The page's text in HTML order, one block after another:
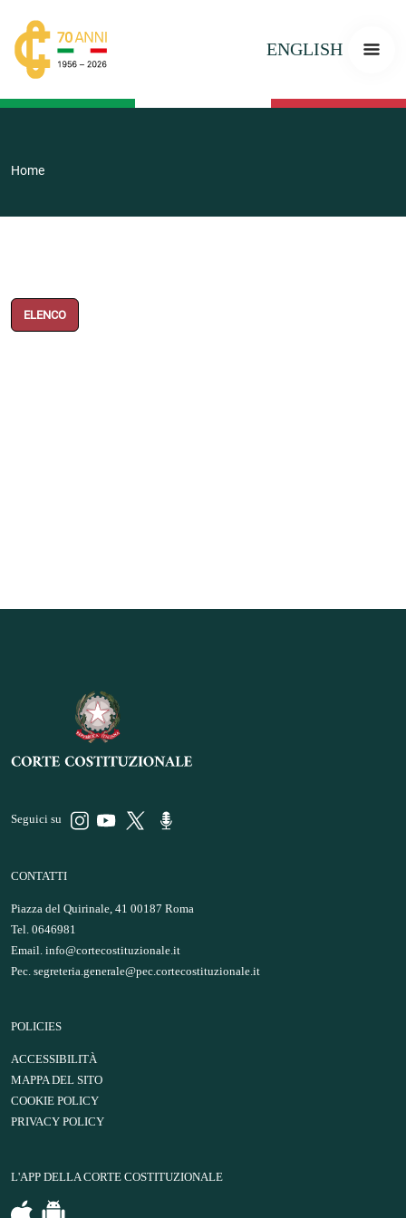
ENGLISH
Home
ELENCO
Seguici su
CONTATTI
Piazza del Quirinale, 41 00187 Roma
Tel. 0646981
Email. info@cortecostituzionale.it
Pec. segreteria.generale@pec.cortecostituzionale.it
POLICIES
ACCESSIBILITÀ
MAPPA DEL SITO
COOKIE POLICY
PRIVACY POLICY
L'APP DELLA CORTE COSTITUZIONALE